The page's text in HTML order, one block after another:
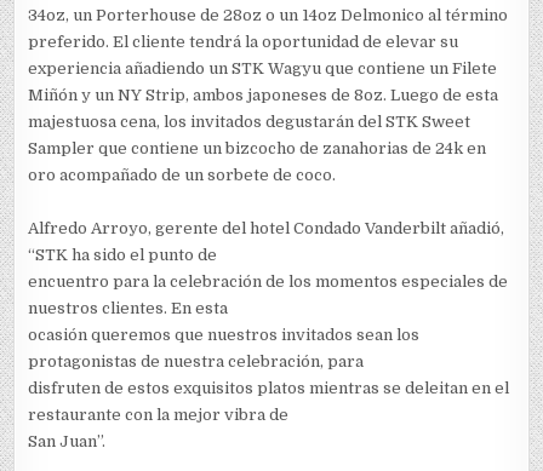
34oz, un Porterhouse de 28oz o un 14oz Delmonico al término
preferido. El cliente tendrá la oportunidad de elevar su
experiencia añadiendo un STK Wagyu que contiene un Filete
Miñón y un NY Strip, ambos japoneses de 8oz. Luego de esta
majestuosa cena, los invitados degustarán del STK Sweet
Sampler que contiene un bizcocho de zanahorias de 24k en
oro acompañado de un sorbete de coco.
Alfredo Arroyo, gerente del hotel Condado Vanderbilt añadió,
“STK ha sido el punto de
encuentro para la celebración de los momentos especiales de
nuestros clientes. En esta
ocasión queremos que nuestros invitados sean los
protagonistas de nuestra celebración, para
disfruten de estos exquisitos platos mientras se deleitan en el
restaurante con la mejor vibra de
San Juan”.